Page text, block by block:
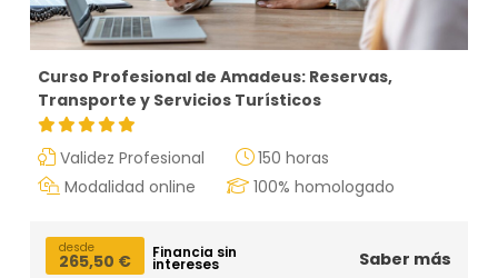
Curso Profesional de Amadeus: Reservas,
Transporte y Servicios Turísticos
Validez Profesional
150 horas
Modalidad online
100% homologado
desde
265,50 € Financia sin
intereses Saber más